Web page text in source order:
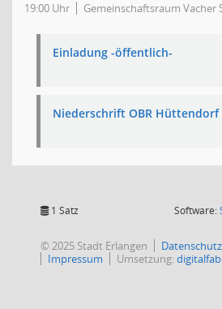
19:00 Uhr Gemeinschaftsraum Vacher
Einladung -öffentlich-
Niederschrift OBR Hüttendorf
1 Satz Software:
© 2025 Stadt Erlangen
Datenschutz
Impressum
Umsetzung: